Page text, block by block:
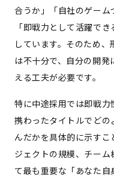
合うか」「自社のゲーム
「即戦力として活躍で
しています。そのため
は不十分で、自分の開
える工夫が必要です。
特に中途採用では即戦
携わったタイトルでど
んだかを具体的に示す
ジェクトの規模、チー
て最も重要な「あなた